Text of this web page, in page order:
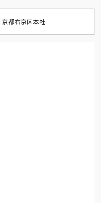
京都右京区本社